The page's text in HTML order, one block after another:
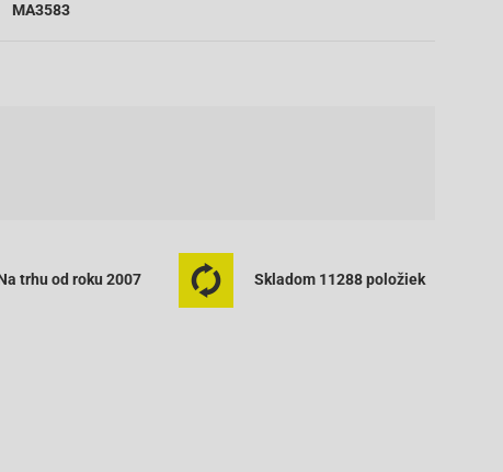
MA3583
trhu od roku 2007 Skladom 11288 položiek